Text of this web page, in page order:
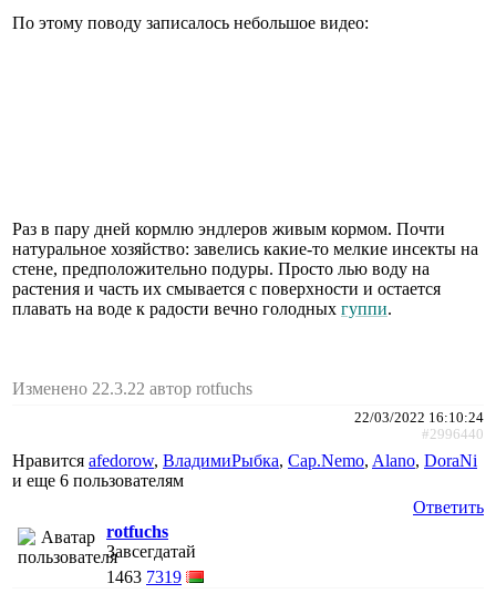
По этому поводу записалось небольшое видео:
Раз в пару дней кормлю эндлеров живым кормом. Почти
натуральное хозяйство: завелись какие-то мелкие инсекты на
стене, предположительно подуры. Просто лью воду на
растения и часть их смывается с поверхности и остается
плавать на воде к радости вечно голодных гуппи.
Изменено 22.3.22 автор rotfuchs
22/03/2022 16:10:24
#2996440
Нравится afedorow, ВладимиРыбка, Cap.Nemo, Alano, DoraNi
и еще 6 пользователям
Ответить
rotfuchs
Завсегдатай
1463 7319